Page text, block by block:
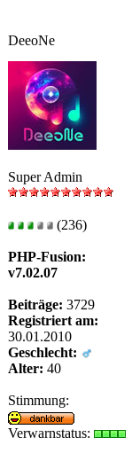
DeeoNe
Super Admin
(236)
PHP-Fusion:
v7.02.07
Beiträge: 3729
Registriert am:
30.01.2010
Geschlecht:
Alter: 40
Stimmung:
Verwarnstatus: